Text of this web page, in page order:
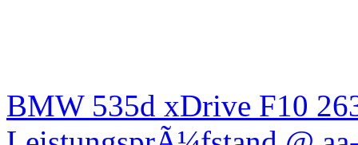
BMW 535d xDrive F10